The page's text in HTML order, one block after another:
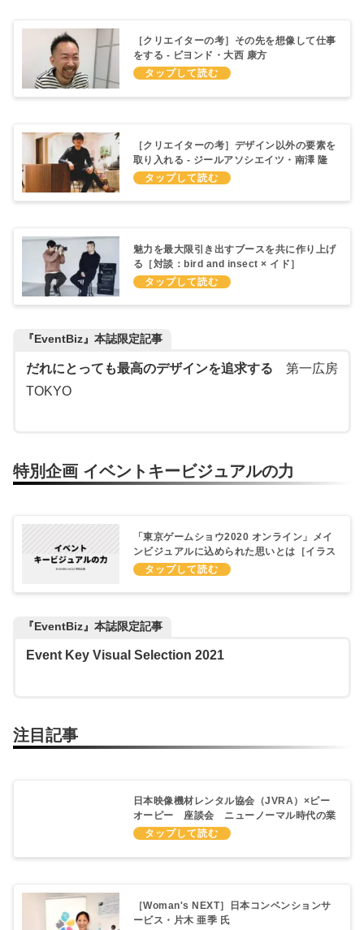
［クリエイターの考］その先を想像して仕事
をする - ビヨンド・大西 康方
［クリエイターの考］デザイン以外の要素を
取り入れる - ジールアソシエイツ・南澤 隆
広
魅力を最大限引き出すブースを共に作り上げ
る［対談：bird and insect × イド］
『EventBiz』本誌限定記事
だれにとっても最高のデザインを追求する 第一広房
TOKYO
特別企画 イベントキービジュアルの力
「東京ゲームショウ2020 オンライン」メイ
ンビジュアルに込められた思いとは［イラス
トレーター・くっか氏］
『EventBiz』本誌限定記事
Event Key Visual Selection 2021
注目記事
日本映像機材レンタル協会（JVRA）×ピー
オーピー 座談会 ニューノーマル時代の業
界の未来を模索する - 展示会とMICE
［Woman's NEXT］日本コンベンションサ
ービス・片木 亜季 氏